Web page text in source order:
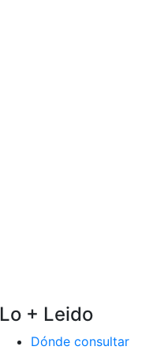
Lo + Leido
Dónde consultar